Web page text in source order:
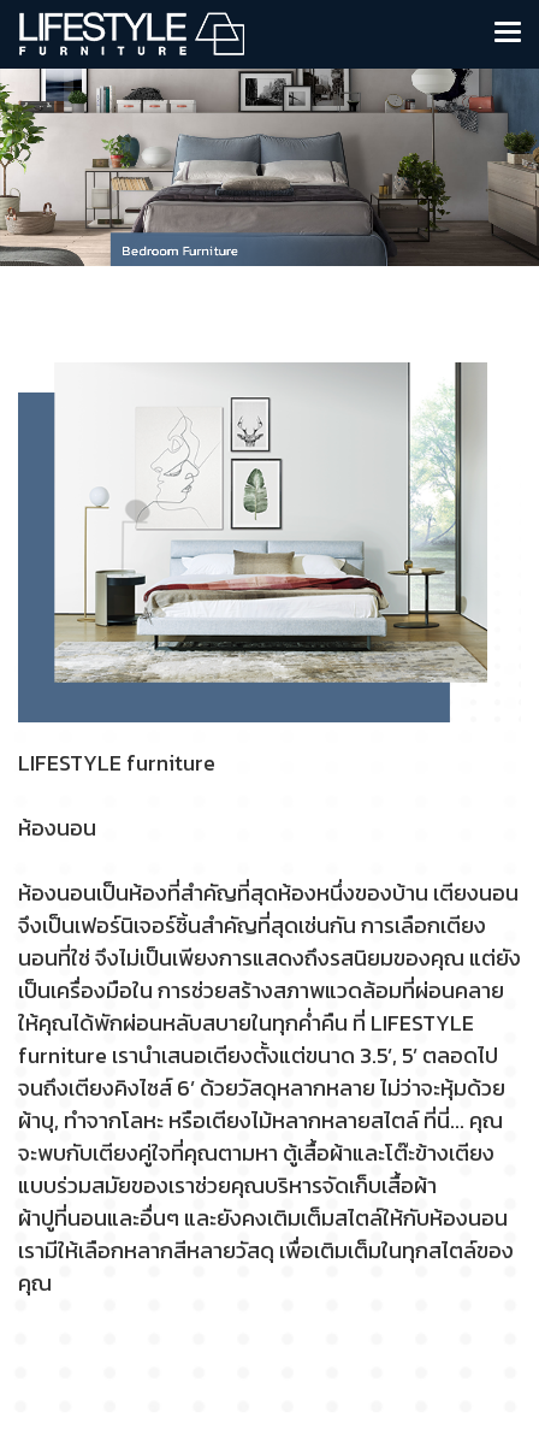
LIFESTYLE furniture
ห้องนอน
ห้องนอนเป็นห้องที่สำคัญที่สุดห้องหนึ่งของบ้าน เตียงนอน
จึงเป็นเฟอร์นิเจอร์ชิ้นสำคัญที่สุดเช่นกัน การเลือกเตียง
นอนที่ใช่ จึงไม่เป็นเพียงการแสดงถึงรสนิยมของคุณ แต่ยัง
เป็นเครื่องมือใน การช่วยสร้างสภาพแวดล้อมที่ผ่อนคลาย
ให้คุณได้พักผ่อนหลับสบายในทุกค่ำคืน ที่ LIFESTYLE
furniture เรานำเสนอเตียงตั้งแต่ขนาด 3.5’, 5’ ตลอดไป
จนถึงเตียงคิงไซส์ 6’ ด้วยวัสดุหลากหลาย ไม่ว่าจะหุ้มด้วย
ผ้าบุ, ทำจากโลหะ หรือเตียงไม้หลากหลายสไตล์ ที่นี่... คุณ
จะพบกับเตียงคู่ใจที่คุณตามหา ตู้เสื้อผ้าและโต๊ะข้างเตียง
แบบร่วมสมัยของเราช่วยคุณบริหารจัดเก็บเสื้อผ้า
ผ้าปูที่นอนและอื่นๆ และยังคงเติมเต็มสไตล์ให้กับห้องนอน
เรามีให้เลือกหลากสีหลายวัสดุ เพื่อเติมเต็มในทุกสไตล์ของ
คุณ